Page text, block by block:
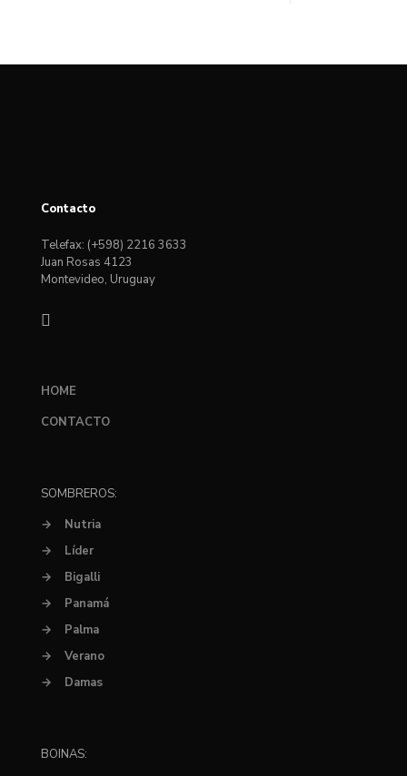
Contacto
Telefax: (+598) 2216 3633
Juan Rosas 4123
Montevideo, Uruguay
HOME
CONTACTO
SOMBREROS:
→
Nutria
→
Líder
→
Bigalli
→
Panamá
→
Palma
→
Verano
→
Damas
BOINAS: